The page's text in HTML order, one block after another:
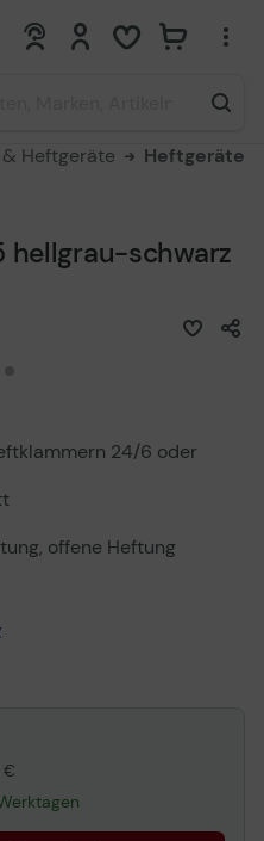
0 0
Heftgeräte Heftgeräte
hellgrau-schwarz
24/6 oder
offene Heftung
€